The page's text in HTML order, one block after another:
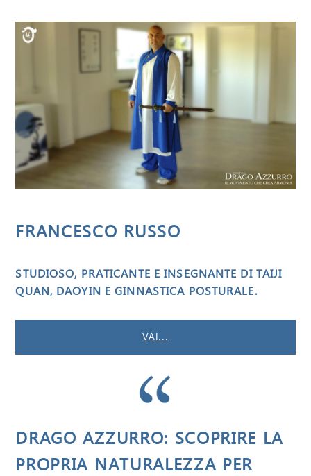
FRANCESCO RUSSO
STUDIOSO, PRATICANTE E INSEGNANTE DI TAIJI
QUAN, DAOYIN E GINNASTICA POSTURALE.
VAI...
DRAGO AZZURRO: SCOPRIRE LA
PROPRIA NATURALEZZA PER